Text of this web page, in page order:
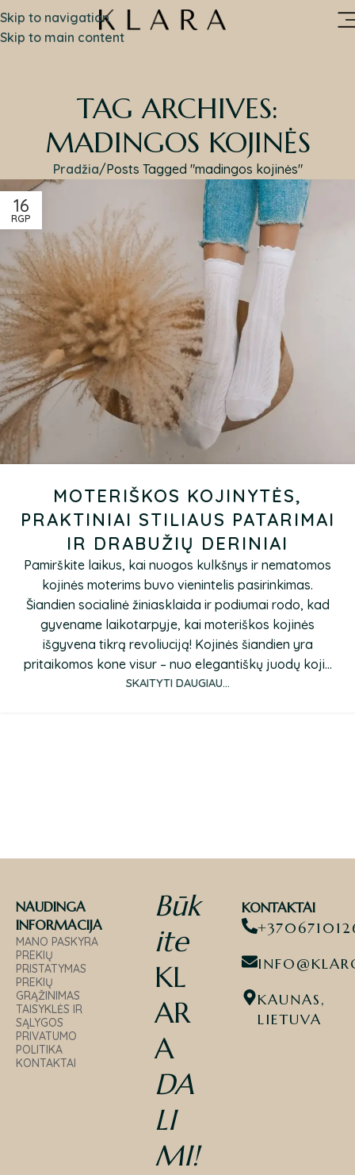
Skip to navigation
Skip to main content
TAG ARCHIVES:
MADINGOS KOJINĖS
Pradžia Posts Tagged "madingos kojinės"
16
RGP
MOTERIŠKOS KOJINYTĖS,
PRAKTINIAI STILIAUS PATARIMAI
IR DRABUŽIŲ DERINIAI
Pamirškite laikus, kai nuogos kulkšnys ir nematomos
kojinės moterims buvo vienintelis pasirinkimas.
Šiandien socialinė žiniasklaida ir podiumai rodo, kad
gyvename laikotarpyje, kai moteriškos kojinės
išgyvena tikrą revoliuciją! Kojinės šiandien yra
pritaikomos kone visur – nuo elegantiškų juodų koji...
SKAITYTI DAUGIAU...
NAUDINGA
INFORMACIJA
MANO PASKYRA
PREKIŲ
PRISTATYMAS
PREKIŲ
GRĄŽINIMAS
TAISYKLĖS IR
SĄLYGOS
PRIVATUMO
POLITIKA
KONTAKTAI
Būk
ite
KL
AR
A
DA
LI
MI!
KONTAKTAI
KAUNAS,
LIETUVA